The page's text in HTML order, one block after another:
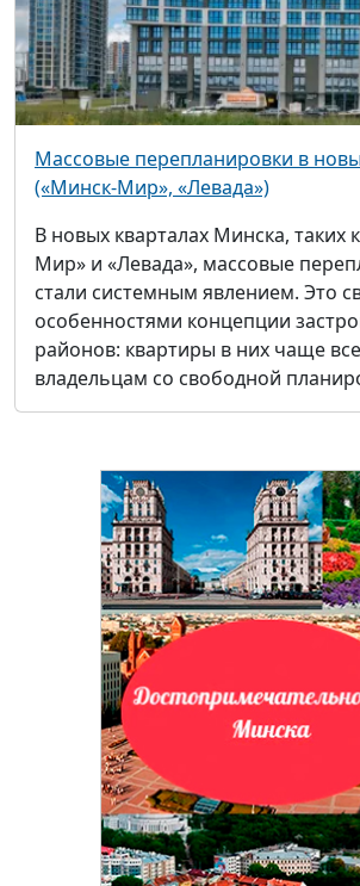
Массовые перепланировки в
(«Минск-Мир», «Левада»)
В новых кварталах Минска, таких
Мир» и «Левада», массовые
стали системным явлением. Это
особенностями концепции
районов: квартиры в них чаще
владельцам со свободной